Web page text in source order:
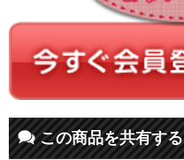
この商品を共有する